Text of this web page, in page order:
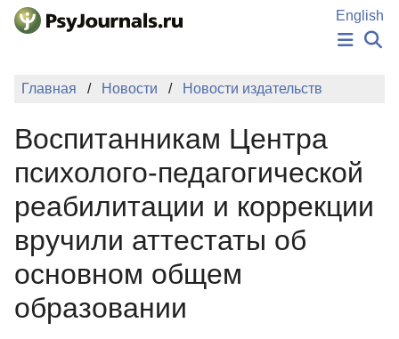
Перейти к основному содержанию
English
НОВОСТИ
ПОДАТЬ РУКОПИСЬ
КЛЮЧЕВЫЕ СЛОВА
Регистрация
Вход
Главная Новости Новости издательств
Воспитанникам Центра
психолого-педагогической
реабилитации и коррекции
вручили аттестаты об
основном общем
образовании